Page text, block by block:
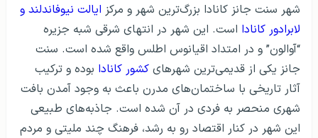
شهر سنت جانز کانادا بزرگ‌ترین شهر و مرکز ایالت نیوفاندلند و
لابرادور کانادا است. این شهر در انتهای شرقی شبه جزیره
“آوالون” و در امتداد اقیانوس اطلس واقع شده است. سنت
جانز یکی از قدیمی‌ترین شهرهای کشور کانادا بوده و ترکیب
آثار تاریخی با ساختمان‌های مدرن باعث به وجود آمدن بافت
شهری منحصر به فردی در آن شده است. جاذبه‌های طبیعی
این شهر در کنار اقتصاد رو به رشد، فرهنگ چند ملیتی و مردم